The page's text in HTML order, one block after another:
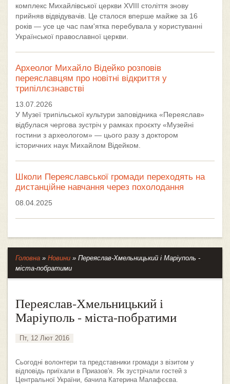
комплекс Михайлівської церкви XVIII століття знову
прийняв відвідувачів. Це сталося вперше майже за 16
років — усе це час пам'ятка перебувала у користуванні
Української православної церкви.
Археолог Михайло Відейко розповів
переяславцям про новітні відкриття у
трипіллєзнавстві
13.07.2026
У Музеї трипільської культури заповідника «Переяслав»
відбулася чергова зустріч у рамках проєкту «Музейні
гостини з археологом» — цього разу з доктором
історичних наук Михайлом Відейком.
Школи Переяславської громади переходять на
дистанційне навчання через похолодання
08.04.2025
Головна » Новини » Переяслав-Хмельницький і Маріуполь -
міста-побратими
Переяслав-Хмельницький і
Маріуполь - міста-побратими
Пт, 12 Лют 2016
Сьогодні волонтери та представники громади з візитом у
відповідь приїхали в Приазов'я. Як зустрічали гостей з
Центральної України, бачила Катерина Малафєєва.